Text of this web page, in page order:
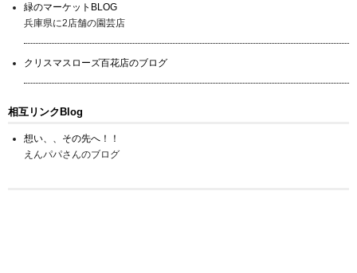
緑のマーケットBLOG
兵庫県に2店舗の園芸店
クリスマスローズ百花店のブログ
相互リンクBlog
想い、、その先へ！！
えんパパさんのブログ